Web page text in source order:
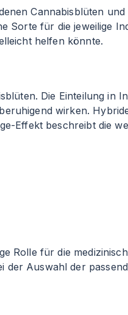
Cannabisblüten
Sorte für die jeweilige
helfen könnte.
Die Einteilung in
wirken.
Effekt beschreibt die
Rolle für die
Auswahl der